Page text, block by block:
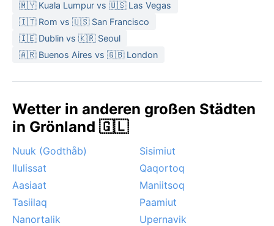
🇲🇾 Kuala Lumpur vs 🇺🇸 Las Vegas
🇮🇹 Rom vs 🇺🇸 San Francisco
🇮🇪 Dublin vs 🇰🇷 Seoul
🇦🇷 Buenos Aires vs 🇬🇧 London
Wetter in anderen großen Städten
in Grönland 🇬🇱
Nuuk (Godthåb)
Sisimiut
Ilulissat
Qaqortoq
Aasiaat
Maniitsoq
Tasiilaq
Paamiut
Nanortalik
Upernavik